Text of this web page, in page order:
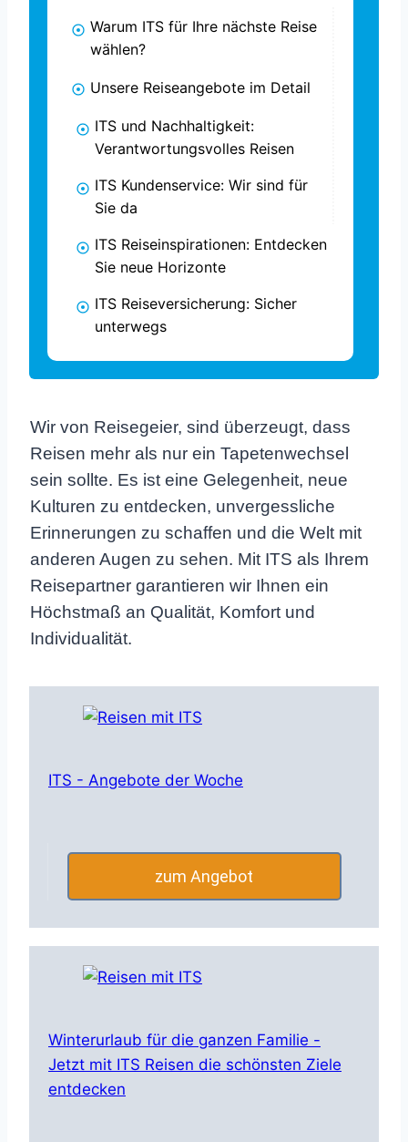
Warum ITS für Ihre nächste Reise
wählen?
Unsere Reiseangebote im Detail
ITS und Nachhaltigkeit:
Verantwortungsvolles Reisen
ITS Kundenservice: Wir sind für
Sie da
ITS Reiseinspirationen: Entdecken
Sie neue Horizonte
ITS Reiseversicherung: Sicher
unterwegs
Wir von Reisegeier, sind überzeugt, dass
Reisen mehr als nur ein Tapetenwechsel
sein sollte. Es ist eine Gelegenheit, neue
Kulturen zu entdecken, unvergessliche
Erinnerungen zu schaffen und die Welt mit
anderen Augen zu sehen. Mit ITS als Ihrem
Reisepartner garantieren wir Ihnen ein
Höchstmaß an Qualität, Komfort und
Individualität.
ITS - Angebote der Woche
zum Angebot
Winterurlaub für die ganzen Familie -
Jetzt mit ITS Reisen die schönsten Ziele
entdecken